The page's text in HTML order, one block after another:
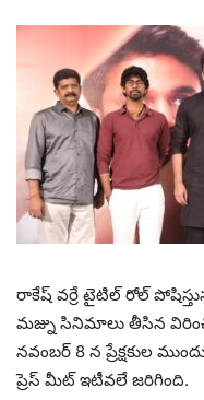
రాకేష్ వర్రే టైటిల్ రోల్
మజ్ను సినిమాలు తీసిన విరించి
నవంబర్ 8 న ప్రేక్షకుల
ప్రెస్ మీట్ ఇటీవలే జరిగింది.